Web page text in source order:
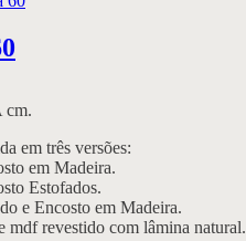
cm.
em três versões:
em Madeira.
Estofados.
e Encosto em Madeira.
mdf revestido com lâmina natural.